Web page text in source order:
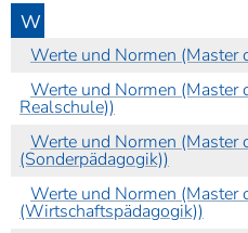
W
Werte und Normen (Master
Werte und Normen (Master
Realschule))
Werte und Normen (Master
(Sonderpädagogik))
Werte und Normen (Master
(Wirtschaftspädagogik))